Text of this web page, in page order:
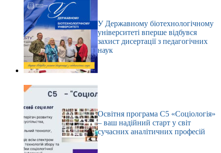
У Державному біотехнологічному
університеті вперше відбувся
захист дисертації з педагогічних
наук
Освітня програма С5 «Соціологія»
– ваш надійний старт у світ
сучасних аналітичних професій